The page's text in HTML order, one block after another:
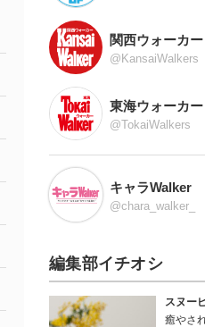
関西ウォーカー
@KansaiWalkers
東海ウォーカー
@TokaiWalkers
キャラWalker
@chara_walker_
編集部イチオシ
スヌー
癒やさ